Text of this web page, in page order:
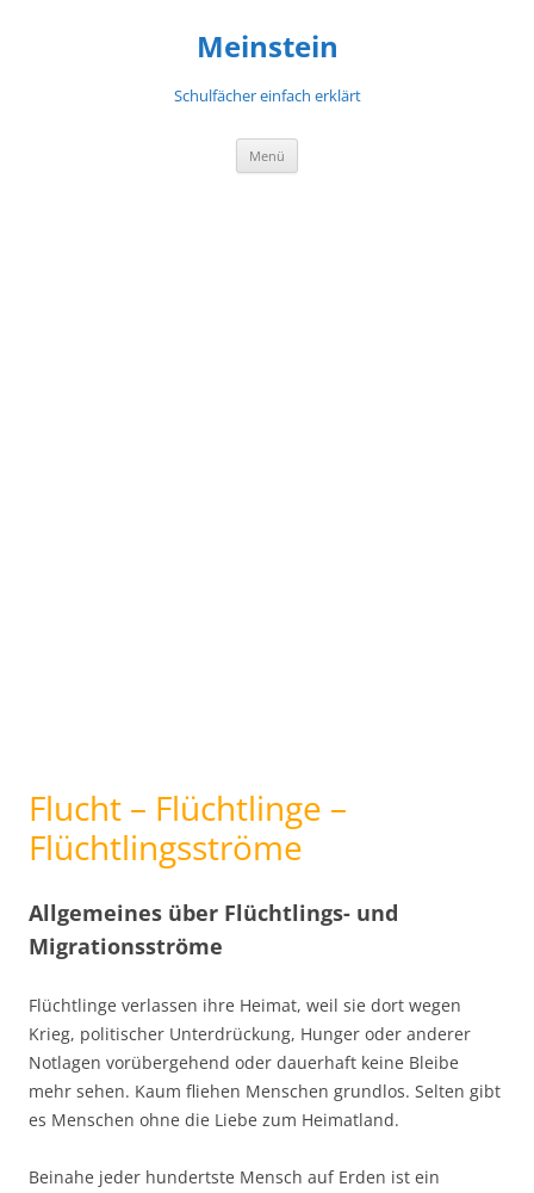
Meinstein
Schulfächer einfach erklärt
Menü
Flucht – Flüchtlinge –
Flüchtlingsströme
Allgemeines über Flüchtlings- und
Migrationsströme
Flüchtlinge verlassen ihre Heimat, weil sie dort wegen
Krieg, politischer Unterdrückung, Hunger oder anderer
Notlagen vorübergehend oder dauerhaft keine Bleibe
mehr sehen. Kaum fliehen Menschen grundlos. Selten gibt
es Menschen ohne die Liebe zum Heimatland.
Beinahe jeder hundertste Mensch auf Erden ist ein